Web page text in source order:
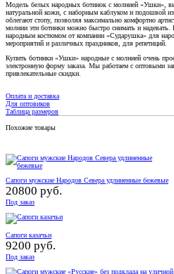
Модель белых народных ботинок с молнией «Ушки»,
натуральной кожи, с наборным каблуком и подошвой
облегают стопу, позволяя максимально комфортно
молнии эти ботинки можно быстро снимать и надевать.
народным костюмом от компании «Сударушка» для
мероприятий и различных праздников, для репетиций.
Купить ботинки «Ушки» народные с молнией очень
электронную форму заказа. Мы работаем с оптовыми
привлекательные скидки.
Оплата и доставка
Для оптовиков
Таблица размеров
Похожие товары
Сапоги мужские Народов Севера удлиненные бежевые
20800 руб.
Под заказ
Сапоги казачьи
9200 руб.
Под заказ